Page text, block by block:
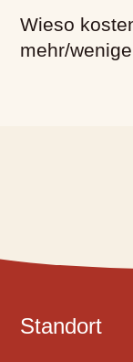
Wieso
mehr/
Standort